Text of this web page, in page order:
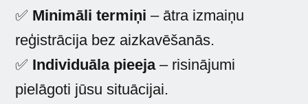
✅ Minimāli termiņi – ātra izmaiņu
reģistrācija bez aizkavēšanās.
✅ Individuāla pieeja– risinājumi
pielāgoti jūsu situācijai.